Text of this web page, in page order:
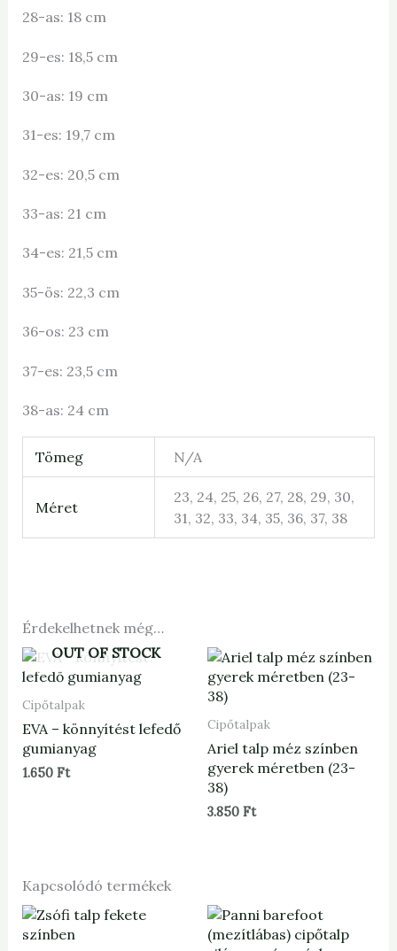
28-as: 18 cm
29-es: 18,5 cm
30-as: 19 cm
31-es: 19,7 cm
32-es: 20,5 cm
33-as: 21 cm
34-es: 21,5 cm
35-ös: 22,3 cm
36-os: 23 cm
37-es: 23,5 cm
38-as: 24 cm
Tömeg N/A
Méret
23, 24, 25, 26, 27, 28, 29, 30,
31, 32, 33, 34, 35, 36, 37, 38
Érdekelhetnek még…
OUT OF STOCK
Cipőtalpak
EVA – könnyítést lefedő
gumianyag
1.650 Ft
Cipőtalpak
Ariel talp méz színben
gyerek méretben (23-
38)
3.850 Ft
Kapcsolódó termékek